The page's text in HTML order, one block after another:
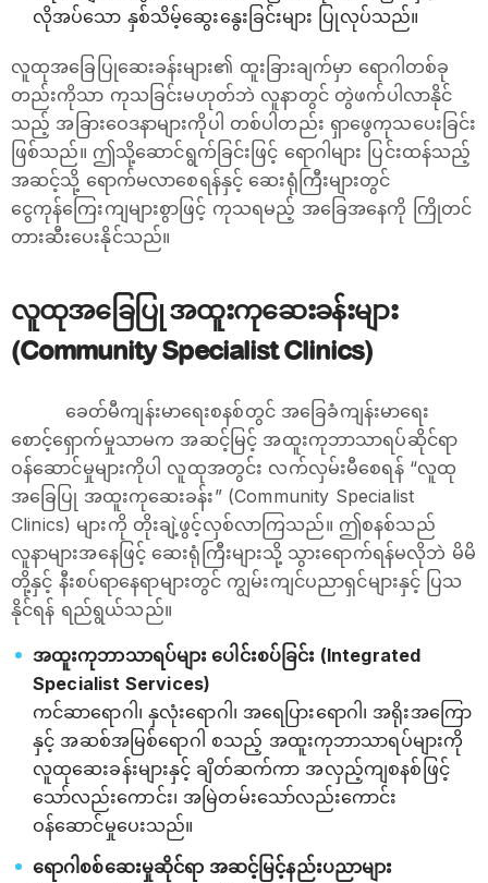
လိုအပ်သော နှစ်သိမ့်ဆွေးနွေးခြင်းများ ပြုလုပ်သည်။
လူထုအခြေပြုဆေးခန်းများ၏ ထူးခြားချက်မှာ ရောဂါတစ်ခု
တည်းကိုသာ ကုသခြင်းမဟုတ်ဘဲ လူနာတွင် တွဲဖက်ပါလာနိုင်
သည့် အခြားဝေဒနာများကိုပါ တစ်ပါတည်း ရှာဖွေကုသပေးခြင်း
ဖြစ်သည်။ ဤသို့ဆောင်ရွက်ခြင်းဖြင့် ရောဂါများ ပြင်းထန်သည့်
အဆင့်သို့ ရောက်မလာစေရန်နှင့် ဆေးရုံကြီးများတွင်
ငွေကုန်ကြေးကျများစွာဖြင့် ကုသရမည့် အခြေအနေကို ကြိုတင်
တားဆီးပေးနိုင်သည်။
လူထုအခြေပြု အထူးကုဆေးခန်းများ
(Community Specialist Clinics)
ခေတ်မီကျန်းမာရေးစနစ်တွင် အခြေခံကျန်းမာရေး
စောင့်ရှောက်မှုသာမက အဆင့်မြင့် အထူးကုဘာသာရပ်ဆိုင်ရာ
ဝန်ဆောင်မှုများကိုပါ လူထုအတွင်း လက်လှမ်းမီစေရန် “လူထု
အခြေပြု အထူးကုဆေးခန်း” (Community Specialist
Clinics) များကို တိုးချဲ့ဖွင့်လှစ်လာကြသည်။ ဤစနစ်သည်
လူနာများအနေဖြင့် ဆေးရုံကြီးများသို့ သွားရောက်ရန်မလိုဘဲ မိမိ
တို့နှင့် နီးစပ်ရာနေရာများတွင် ကျွမ်းကျင်ပညာရှင်များနှင့် ပြသ
နိုင်ရန် ရည်ရွယ်သည်။
အထူးကုဘာသာရပ်များ ပေါင်းစပ်ခြင်း (Integrated
Specialist Services)
ကင်ဆာရောဂါ၊ နှလုံးရောဂါ၊ အရေပြားရောဂါ၊ အရိုးအကြော
နှင့် အဆစ်အမြစ်ရောဂါ စသည့် အထူးကုဘာသာရပ်များကို
လူထုဆေးခန်းများနှင့် ချိတ်ဆက်ကာ အလှည့်ကျစနစ်ဖြင့်
သော်လည်းကောင်း၊ အမြဲတမ်းသော်လည်းကောင်း
ဝန်ဆောင်မှုပေးသည်။
ရောဂါစစ်ဆေးမှုဆိုင်ရာ အဆင့်မြင့်နည်းပညာများ